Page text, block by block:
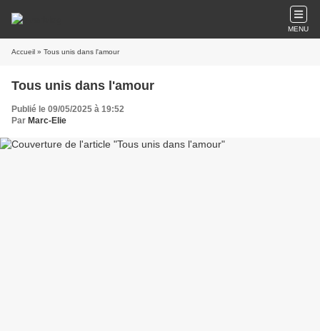
MENU
Accueil » Tous unis dans l'amour
Tous unis dans l'amour
Publié le 09/05/2025 à 19:52
Par Marc-Elie